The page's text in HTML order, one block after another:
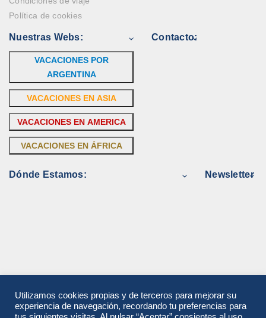
Política de cookies
Nuestras Webs:
VACACIONES POR
ARGENTINA
VACACIONES EN ASIA
VACACIONES EN AMERICA
VACACIONES EN ÁFRICA
Contacto:
Dónde Estamos: Newsletter
Utilizamos cookies propias y de terceros para mejorar su
experiencia de navegación, recordando tu preferencias para